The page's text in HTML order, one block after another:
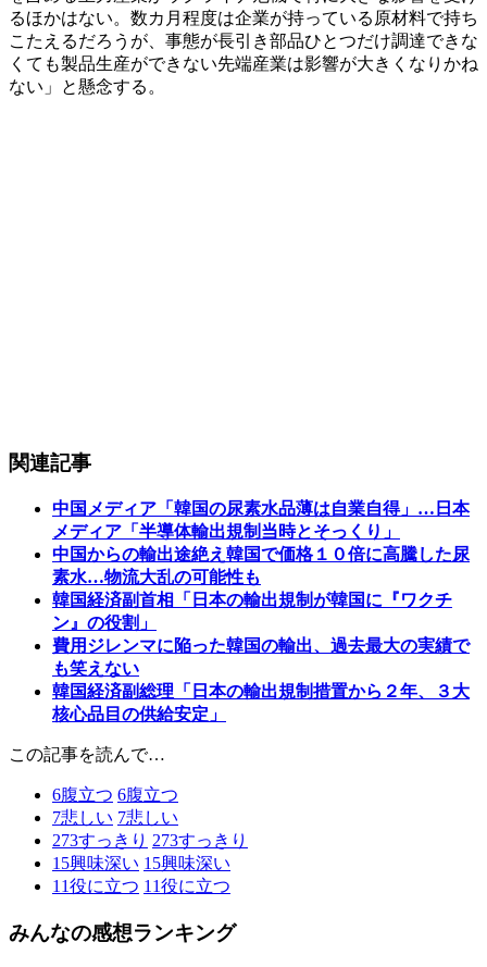
るほかはない。数カ月程度は企業が持っている原材料で持ち
こたえるだろうが、事態が長引き部品ひとつだけ調達できな
くても製品生産ができない先端産業は影響が大きくなりかね
ない」と懸念する。
関連記事
中国メディア「韓国の尿素水品薄は自業自得」…日本
メディア「半導体輸出規制当時とそっくり」
中国からの輸出途絶え韓国で価格１０倍に高騰した尿
素水…物流大乱の可能性も
韓国経済副首相「日本の輸出規制が韓国に『ワクチ
ン』の役割」
費用ジレンマに陥った韓国の輸出、過去最大の実績で
も笑えない
韓国経済副総理「日本の輸出規制措置から２年、３大
核心品目の供給安定」
この記事を読んで…
6腹立つ 6腹立つ
7悲しい 7悲しい
273すっきり 273すっきり
15興味深い 15興味深い
11役に立つ 11役に立つ
みんなの感想ランキング